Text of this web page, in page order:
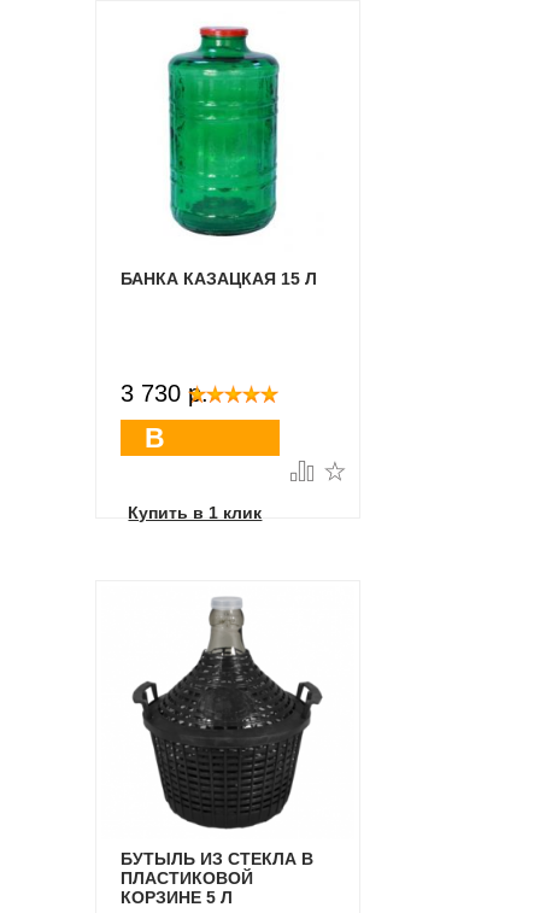
БАНКА КАЗАЦКАЯ 15 Л
3 730 p.
В
Купить в 1 клик
БУТЫЛЬ ИЗ СТЕКЛА В
ПЛАСТИКОВОЙ
КОРЗИНЕ 5 Л